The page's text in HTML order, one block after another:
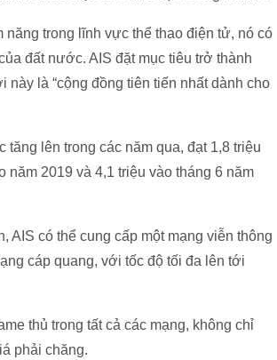
năng trong lĩnh vực thể thao điện tử, nó có
đất nước. AIS đặt mục tiêu trở thành
là “cộng đồng tiên tiến nhất dành cho
lên trong các năm qua, đạt 1,8 triệu
2019 và 4,1 triệu vào tháng 6 năm
AIS có thể cung cấp một mạng viễn thông
cáp quang, với tốc độ tối đa lên tới
thủ trong tất cả các mạng, không chỉ
phải chăng.